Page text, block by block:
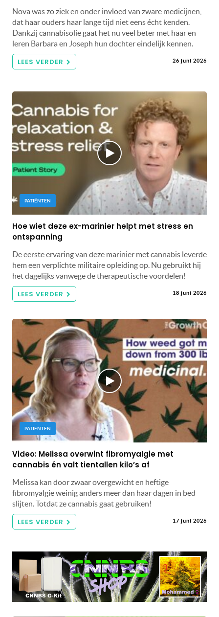
Nova was zo ziek en onder invloed van zware medicijnen,
dat haar ouders haar lange tijd niet eens écht kenden.
Dankzij cannabisolie gaat het nu veel beter met haar en
leren Barbara en Joseph hun dochter eindelijk kennen.
LEES VERDER 26 juni 2026
PATIËNTEN
Hoe wiet deze ex-marinier helpt met stress en
ontspanning
De eerste ervaring van deze marinier met cannabis leverde
hem een ​​verplichte militaire opleiding op. Nu gebruikt hij
het dagelijks vanwege de therapeutische voordelen!
LEES VERDER 18 juni 2026
PATIËNTEN
Video: Melissa overwint fibromyalgie met
cannabis én valt tientallen kilo’s af
Melissa kan door zwaar overgewicht en heftige
fibromyalgie weinig anders meer dan haar dagen in bed
slijten. Totdat ze cannabis gaat gebruiken!
LEES VERDER 17 juni 2026